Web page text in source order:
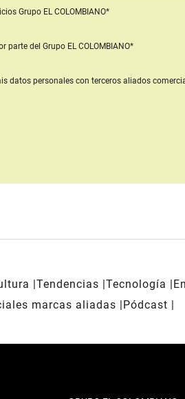
Grupo EL COLOMBIANO*
parte del Grupo EL COLOMBIANO*
datos personales con terceros aliados
Tendencias Tecnología
marcas aliadas
Pódcast